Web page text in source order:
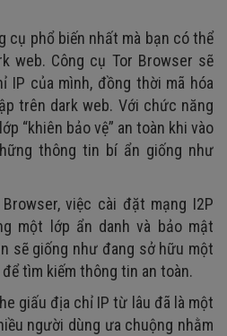
cụ phổ biến nhất mà bạn có thể
web. Công cụ Tor Browser sẽ
IP của mình, đồng thời mã hóa
trên dark web. Với chức năng
“khiên bảo vệ” an toàn khi vào
thông tin bí ẩn giống như
việc cài đặt mạng I2P
một lớp ẩn danh và bảo mật
sẽ giống như đang sở hữu một
tìm kiếm thông tin an toàn.
giấu địa chỉ IP từ lâu đã là một
người dùng ưa chuộng nhằm